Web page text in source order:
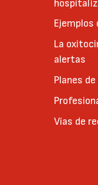
Ejemplos
La
alertas
Planes
Vías de